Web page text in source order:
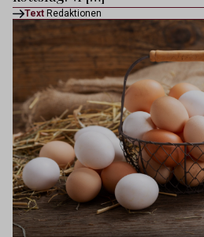
Text Redaktionen